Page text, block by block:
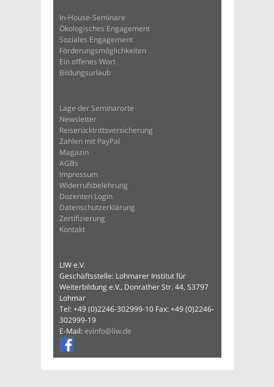
In-House-Seminare
Ökologisches Engagement
Soziales Engagement
Förderungsmöglichkeiten
Ein offenes Wort
Bildungsurlaub
Lage der Seminarorte
Newsletter
Reiserücktrittsversicherung
Zahlen mit PayPal
Magazin
AGBs
Impressum
Widerrufsbelehrung
Dozenten Login
Datenschutzerklärung
Zertifizierung
Kontakt
LIW e.V.
Geschäftsstelle: Lohmarer Institut für
Weiterbildung e.V., Donrather Str. 44, 53797
Lohmar
Tel: +49 (0)2246-302999-10 Fax: +49 (0)2246-
302999-19
E-Mail:evinfo@liw.de